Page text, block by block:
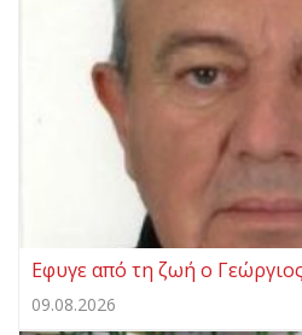
Eφυγε από τη ζωή ο
09.08.2026